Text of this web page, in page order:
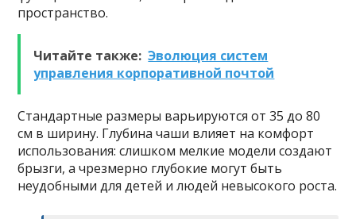
пространство.
Читайте также: Эволюция систем
управления корпоративной почтой
Стандартные размеры варьируются от 35 до 80
см в ширину. Глубина чаши влияет на комфорт
использования: слишком мелкие модели создают
брызги, а чрезмерно глубокие могут быть
неудобными для детей и людей невысокого роста.